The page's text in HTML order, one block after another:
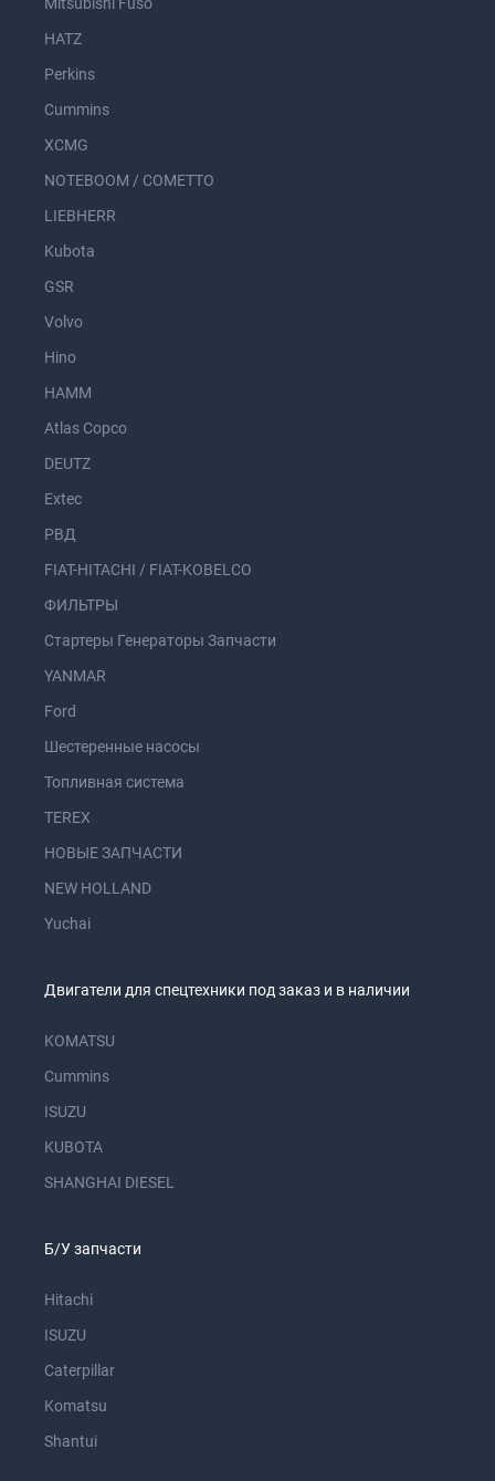
HATZ
Perkins
Cummins
XCMG
NOTEBOOM / COMETTO
LIEBHERR
Kubota
GSR
Volvo
Hino
HAMM
Atlas Copco
DEUTZ
Extec
РВД
FIAT-HITACHI / FIAT-KOBELCO
ФИЛЬТРЫ
Стартеры Генераторы Запчасти
YANMAR
Ford
Шестеренные насосы
Топливная система
TEREX
НОВЫЕ ЗАПЧАСТИ
NEW HOLLAND
Yuchai
Двигатели для спецтехники под заказ и в наличии
KOMATSU
Cummins
ISUZU
KUBOTA
SHANGHAI DIESEL
Б/У запчасти
Hitachi
ISUZU
Caterpillar
Komatsu
Shantui